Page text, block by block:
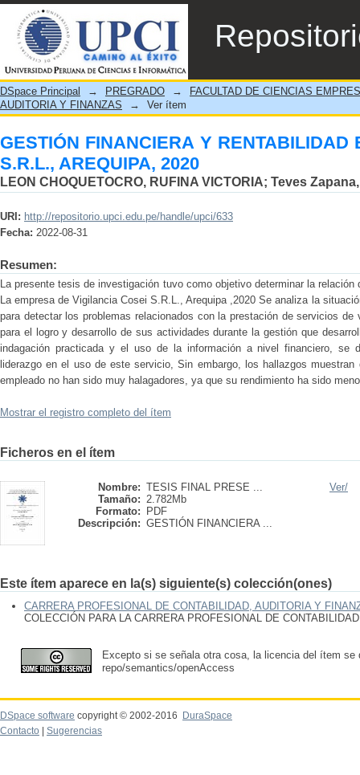
GESTIÓN FINANCIERA Y RENTABILIDAD
DSpace Principal → PREGRADO →
FACULTAD DE CIENCIAS
AUDITORIA Y FINANZAS
→ Ver ítem
GESTIÓN FINANCIERA Y RENTABILIDAD
S.R.L., AREQUIPA, 2020
LEON CHOQUETOCRO, RUFINA VICTORIA; Teves
URI: http://repositorio.upci.edu.pe/handle/upci/633
Fecha: 2022-08-31
Resumen:
La presente tesis de investigación tuvo como objetivo determinar la
La empresa de Vigilancia Cosei S.R.L., Arequipa ,2020 Se analiza la
para detectar los problemas relacionados con la prestación de servicios
para el logro y desarrollo de sus actividades durante la gestión que
indagación practicada y el uso de la información a nivel financiero, se
liderazgo en el uso de este servicio, Sin embargo, los hallazgos
empleado no han sido muy halagadores, ya que su rendimiento ha sido
Mostrar el registro completo del ítem
Ficheros en el ítem
Nombre: TESIS FINAL PRESE ...
Tamaño: 2.782Mb
Formato:
PDF
Descripción: GESTIÓN FINANCIERA ...
Ver/
Este ítem aparece en la(s) siguiente(s) colección(ones)
CARRERA PROFESIONAL DE CONTABILIDAD, AUDITORIA Y
COLECCIÓN PARA LA CARRERA PROFESIONAL DE
Excepto si se señala otra cosa, la licencia del ítem se
repo/semantics/openAccess
DSpace software copyright © 2002-2016
DuraSpace
Contacto
Sugerencias